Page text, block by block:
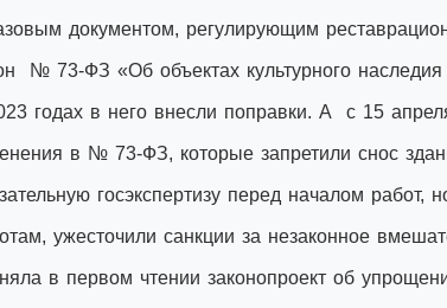
документом, регулирующим
№ 73-ФЗ «Об объектах культурного
годах в него внесли поправки. А с 15
в № 73-ФЗ, которые запретили снос
госэкспертизу перед началом
ужесточили санкции за незаконное
в первом чтении законопроект об